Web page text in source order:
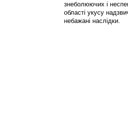
знеболюючих і
області укусу
небажані наслідки.